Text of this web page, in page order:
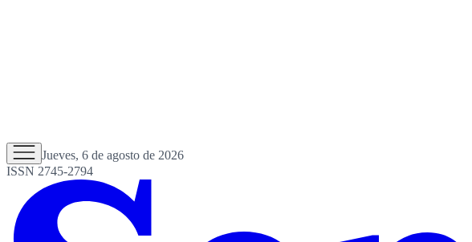
Jueves, 6 de agosto de 2026
ISSN 2745-2794